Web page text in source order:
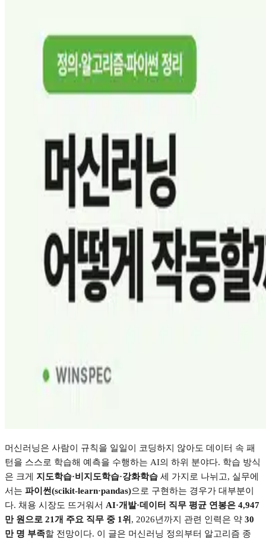
머신러닝은 사람이 규칙을 일일이 코딩하지 않아도 데이터 속 패
턴을 스스로 학습해 예측을 수행하는 AI의 하위 분야다. 학습 방식
은 크게 지도학습·비지도학습·강화학습 세 가지로 나뉘고, 실무에
서는 파이썬(scikit-learn·pandas)으로 구현하는 경우가 대부분이
다. 채용 시장도 뜨거워서 AI·개발·데이터 직무 평균 연봉은 4,947
만 원으로 21개 주요 직무 중 1 위 , 2026년까지 관련 인력은 약 30
만 명 부족할 전망이다. 이 글은 머신러닝 정의부터 알고리즘 종